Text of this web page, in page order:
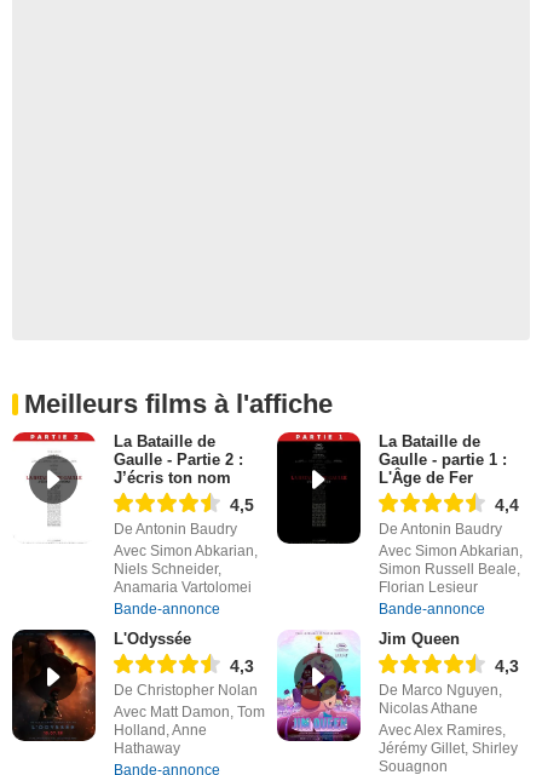
Meilleurs films à l'affiche
La Bataille de
Gaulle - Partie 2 :
J’écris ton nom
4,5
De Antonin Baudry
Avec Simon Abkarian,
Niels Schneider,
Anamaria Vartolomei
Bande-annonce
La Bataille de
Gaulle - partie 1 :
L'Âge de Fer
4,4
De Antonin Baudry
Avec Simon Abkarian,
Simon Russell Beale,
Florian Lesieur
Bande-annonce
L'Odyssée
4,3
De Christopher Nolan
Avec Matt Damon, Tom
Holland, Anne
Hathaway
Bande-annonce
Jim Queen
4,3
De Marco Nguyen,
Nicolas Athane
Avec Alex Ramires,
Jérémy Gillet, Shirley
Souagnon